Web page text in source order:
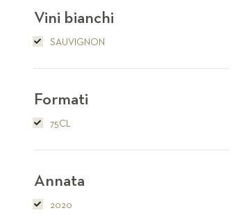
Vini bianchi
SAUVIGNON
Formati
75CL
Annata
2020